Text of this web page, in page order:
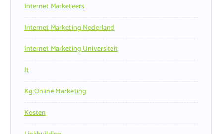
Internet Marketeers
Internet Marketing Nederland
Internet Marketing Universiteit
It
Kg Online Marketing
Kosten